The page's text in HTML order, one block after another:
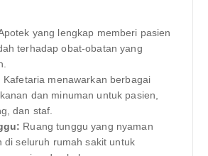
yang lengkap memberi pasien
terhadap obat-obatan yang
Kafetaria menawarkan berbagai
dan minuman untuk pasien,
dan staf.
Ruang tunggu yang nyaman
di seluruh rumah sakit untuk